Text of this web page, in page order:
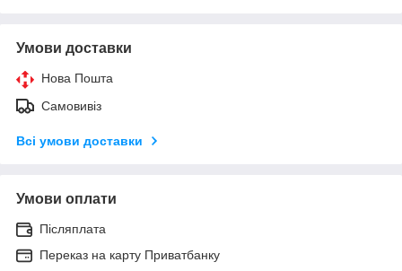
Умови доставки
Нова Пошта
Самовивіз
Всі умови доставки
Умови оплати
Післяплата
Переказ на карту Приватбанку